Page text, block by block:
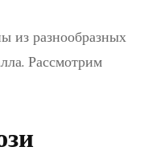
из разнообразных
Рассмотрим